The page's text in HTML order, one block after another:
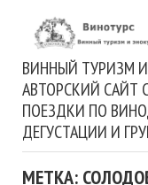
ВИННЫЙ ТУРИЗМ И
АВТОРСКИЙ САЙТ
ПОЕЗДКИ ПО
ДЕГУСТАЦИИ И
МЕТКА: